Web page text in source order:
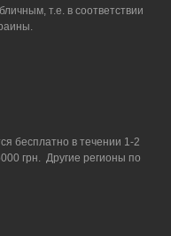
т.е. в соответствии
бесплатно в течении 1-2
грн. Другие регионы по